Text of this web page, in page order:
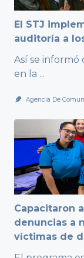
El STJ
auditoría a
Así se
en la ...
Agencia De
Capacitaron
denuncias a
víctimas de